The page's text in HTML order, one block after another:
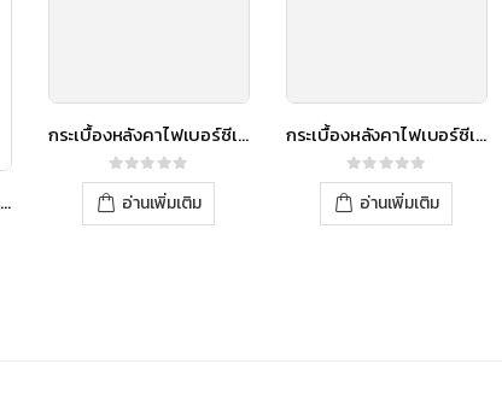
กระเบื้องหลังคาไฟเบอร์ซีเมนต์ เอสซีจี รุ่นลอนคู่ (ความยาว 120 ซม.) ส้มประกายมุก
กระเบื้องหลังคาไฟเบอร์ซีเมนต์ เอสซีจี รุ่นลอนคู่ (ความยาว 120 ซม.) เขียวประกายมุก
0out of 5
อ่านเพิ่มเติม
กระเบื้องหลังคาไฟเบอร์ซีเมนต์ เอสซีจี รุ่นลอนคู่ (ความยาว 120 ซม.) แดงประกายมุก
0out of 5
อ่านเพิ่มเติม